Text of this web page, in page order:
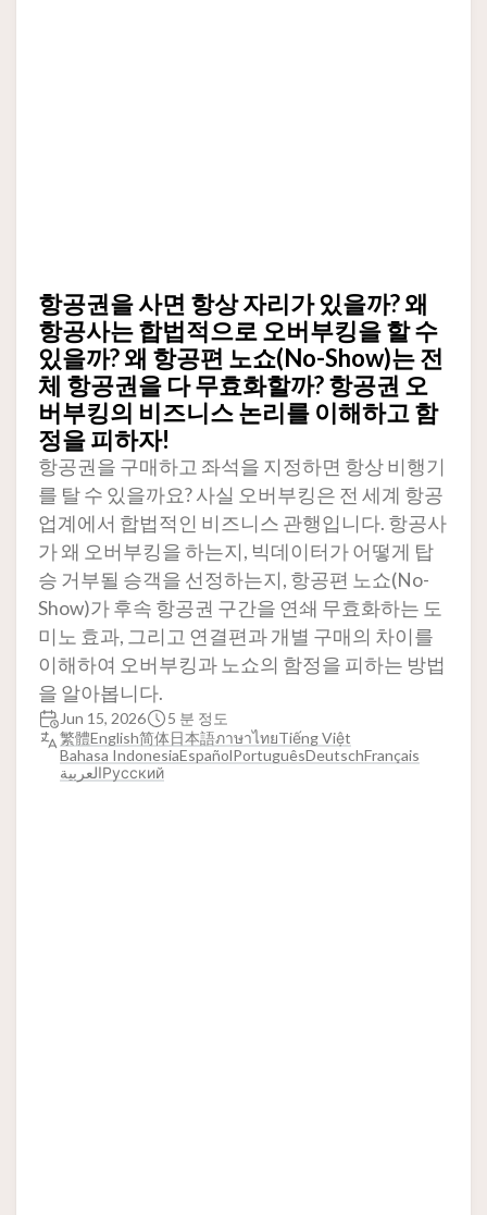
항공권을 사면 항상 자리가 있을까? 왜
항공사는 합법적으로 오버부킹을 할 수
있을까? 왜 항공편 노쇼(No-Show)는 전
체 항공권을 다 무효화할까? 항공권 오
버부킹의 비즈니스 논리를 이해하고 함
정을 피하자!
항공권을 구매하고 좌석을 지정하면 항상 비행기
를 탈 수 있을까요? 사실 오버부킹은 전 세계 항공
업계에서 합법적인 비즈니스 관행입니다. 항공사
가 왜 오버부킹을 하는지, 빅데이터가 어떻게 탑
승 거부될 승객을 선정하는지, 항공편 노쇼(No-
Show)가 후속 항공권 구간을 연쇄 무효화하는 도
미노 효과, 그리고 연결편과 개별 구매의 차이를
이해하여 오버부킹과 노쇼의 함정을 피하는 방법
을 알아봅니다.
Jun 15, 2026
5 분 정도
繁體English简体日本語ภาษาไทยTiếng Việt
Bahasa IndonesiaEspañolPortuguêsDeutschFrançais
العربيةРусский